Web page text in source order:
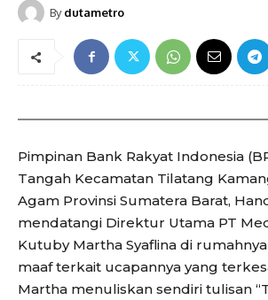
By dutametro
Pimpinan Bank Rakyat Indonesia
Tangah Kecamatan Tilatang
Agam Provinsi Sumatera Barat,
mendatangi Direktur Utama PT
Kutuby Martha Syaflina di
maaf terkait ucapannya yang
Martha menuliskan sendiri tulisan